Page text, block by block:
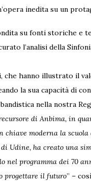
inedita su un
su fonti storiche e
l’analisi della
hanno illustrato il
la sua capacità di
nella nostra
di Anbima, in
moderna la
di Udine, ha creato una
nel programma dei 70
progettare il futuro” –